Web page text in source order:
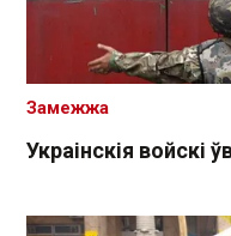
Украінскія войскі
Замежжа